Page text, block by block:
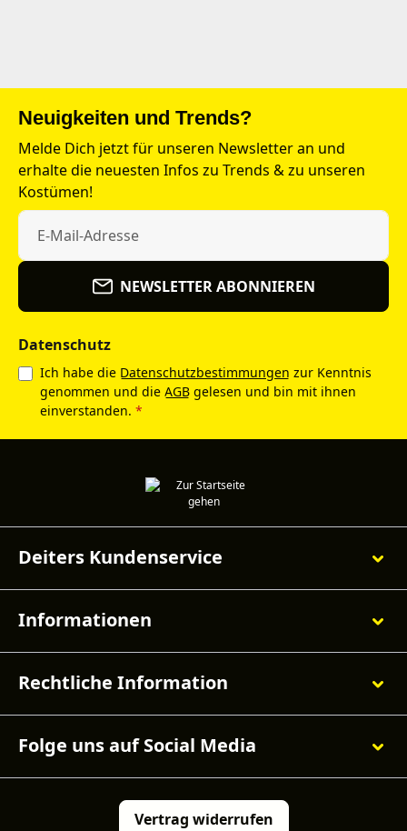
Neuigkeiten und Trends?
Melde Dich jetzt für unseren Newsletter an und
erhalte die neuesten Infos zu Trends & zu unseren
Kostümen!
NEWSLETTER ABONNIEREN
Datenschutz
Ich habe die Datenschutzbestimmungen zur Kenntnis
genommen und die AGB gelesen und bin mit ihnen
einverstanden. *
Deiters Kundenservice
Informationen
Rechtliche Information
Folge uns auf Social Media
Vertrag widerrufen